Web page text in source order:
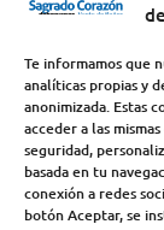
Te informamos que
analíticas propias y
anonimizada. Estas
acceder a las
seguridad,
basada en tu
conexión a redes
botón Aceptar, se
Colegio y
Avda.
(Palencia) –